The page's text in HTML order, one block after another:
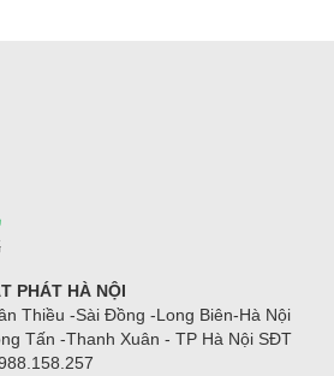
PHÁT HÀ NỘI
Thiều -Sài Đồng -Long Biên-Hà Nội
Tấn -Thanh Xuân - TP Hà Nội SĐT